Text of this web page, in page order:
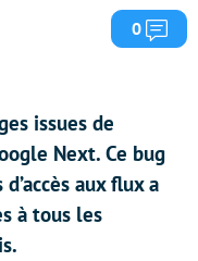
0
issues de
Next. Ce bug
aux flux a
à tous les